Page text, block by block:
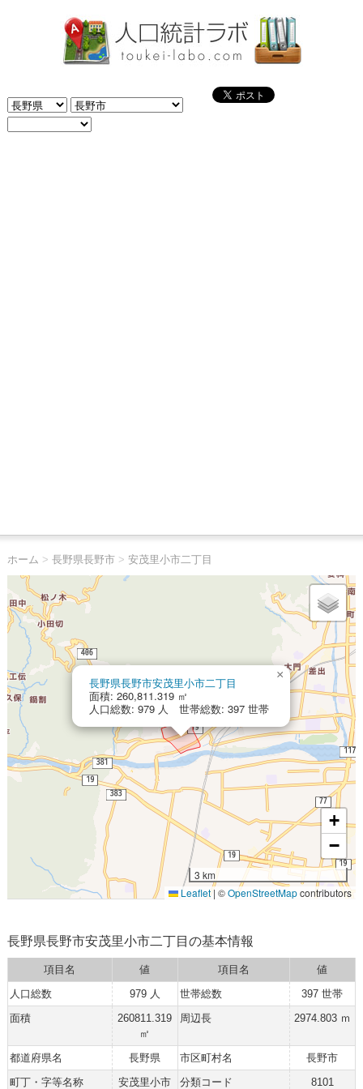
ホーム > 長野県長野市> 安茂里小市二丁目
長野県長野市安茂里小市二丁目
面積: 260,811.319 ㎡
人口総数: 979 人 世帯総数: 397 世帯
×
+
−
3 km
Leaflet | ©OpenStreetMapcontributors
長野県長野市安茂里小市二丁目の基本情報
項目名 値 項目名
値
人口総数
979 人 世帯総数
397 世帯
面積
260811.319
㎡
周辺長 2974.803 ｍ
都道府県名 長野県 市区町村名
長野市
町丁・字等名称
安茂里小市 分類コード 8101